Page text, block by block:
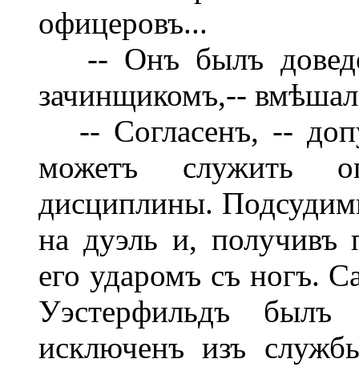
офицеровъ...
-- Онъ былъ
зачинщикомъ,--
-- Согласенъ, --
можетъ служить
дисциплины.
на дуэль и, получивъ
его ударомъ съ ногъ.
Уэстерфильдъ
исключенъ изъ